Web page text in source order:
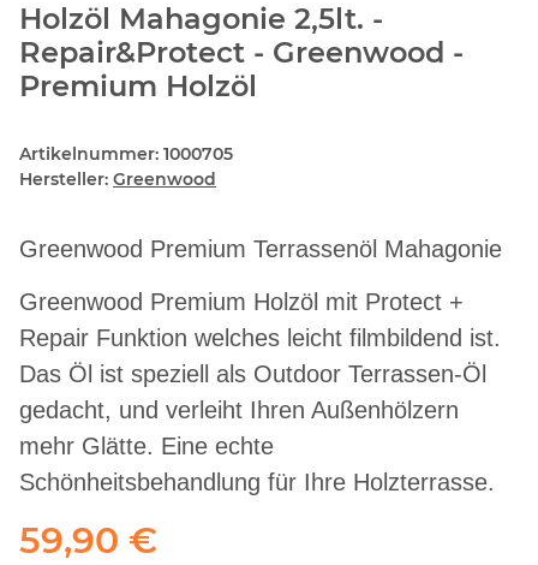
Holzöl Mahagonie 2,5lt. -
Repair&Protect - Greenwood -
Premium Holzöl
Artikelnummer: 1000705
Hersteller: Greenwood
Greenwood Premium Terrassenöl Mahagonie
Greenwood Premium Holzöl mit Protect +
Repair Funktion welches leicht filmbildend ist.
Das Öl ist speziell als Outdoor Terrassen-Öl
gedacht, und verleiht Ihren Außenhölzern
mehr Glätte. Eine echte
Schönheitsbehandlung für Ihre Holzterrasse.
59,90 €